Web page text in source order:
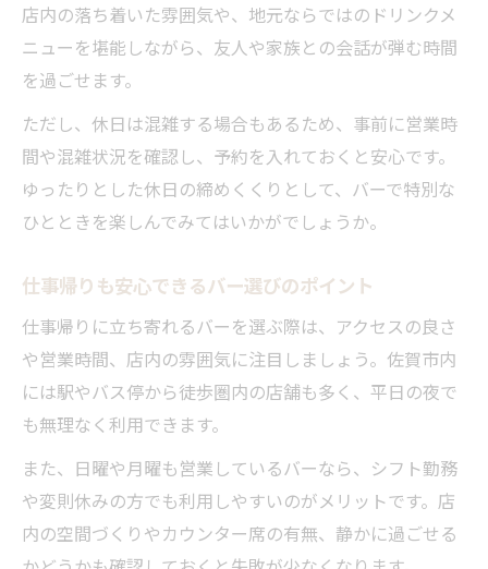
バーの営業日を賢くチェックする方法
日曜・月曜に利用できるバーの魅力
地元密着型バーで過ごす特別な夜
多彩なバーの特徴と選び方を解説
友人と訪れたいバーの営業日ポイント
店内の落ち着いた雰囲気や、地元ならではのドリンクメ
ニューを堪能しながら、友人や家族との会話が弾む時間
を過ごせます。
ただし、休日は混雑する場合もあるため、事前に営業時
間や混雑状況を確認し、予約を入れておくと安心です。
ゆったりとした休日の締めくくりとして、バーで特別な
ひとときを楽しんでみてはいかがでしょうか。
仕事帰りも安心できるバー選びのポイント
仕事帰りに立ち寄れるバーを選ぶ際は、アクセスの良さ
や営業時間、店内の雰囲気に注目しましょう。佐賀市内
には駅やバス停から徒歩圏内の店舗も多く、平日の夜で
も無理なく利用できます。
また、日曜や月曜も営業しているバーなら、シフト勤務
や変則休みの方でも利用しやすいのがメリットです。店
内の空間づくりやカウンター席の有無、静かに過ごせる